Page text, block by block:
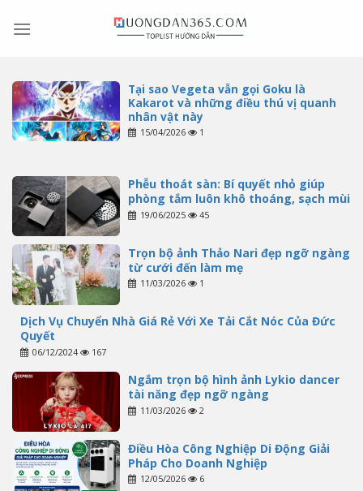
Tại sao Vegeta vẫn gọi Goku là
Kakarot và những điều thú vị quanh
nhân vật này
15/04/2026 1
Phễu thoát sàn: Bí quyết nhỏ giúp
phòng tắm luôn khô thoáng, sạch mùi
19/06/2025 45
Trọn bộ ảnh Thảo Nari đẹp ngỡ ngàng
từ cưới đến làm mẹ
11/03/2026 1
Dịch Vụ Chuyển Nhà Giá Rẻ Với Xe Tải Cắt Nóc Của Đức
Quyết
06/12/2024 167
Ngắm trọn bộ hình ảnh Lykio dancer
tài năng đẹp ngỡ ngàng
11/03/2026 2
Điều Hòa Công Nghiệp Di Động Giải
Pháp Cho Doanh Nghiệp
12/05/2026 6